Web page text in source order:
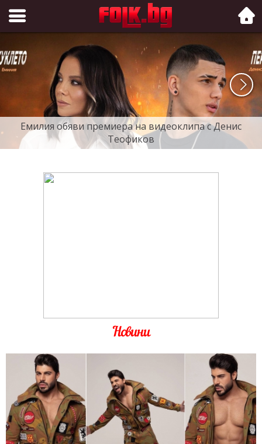
Folk.bg
Емилия обяви премиера на видеоклипа с Денис
Теофиков
Новини